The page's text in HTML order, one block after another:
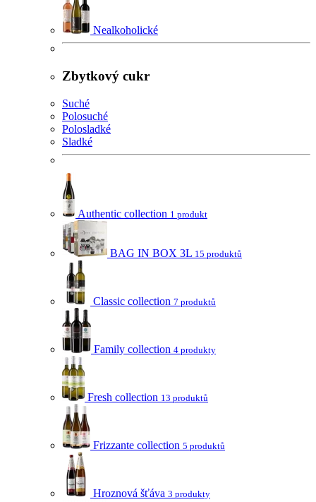
Nealkoholické
Zbytkový cukr
Suché
Polosuché
Polosladké
Sladké
Authentic collection 1 produkt
BAG IN BOX 3L 15 produktů
Classic collection 7 produktů
Family collection 4 produkty
Fresh collection 13 produktů
Frizzante collection 5 produktů
Hroznová šťáva 3 produkty